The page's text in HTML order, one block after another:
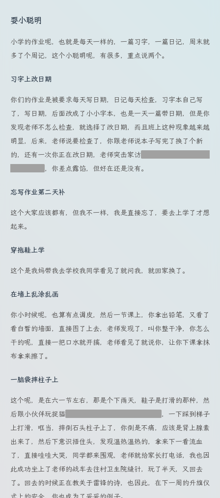
耍小聪明
小学的作业呢，也就是每天一样的，一篇习字，一篇日记，周末就
多了个周记，这个小聪明呢，有很多，重点说两个。
习字上改日期
你们的作业是被要求每天写日期，日记每天检查，习字本自己写
了，写日期，后面改成了小小字本，也是一天一篇带日期，但是你
发现老师不怎么检查，就选择了改日期，而且班上这种现象越来越
明显，后来，老师说要检查了，你跟老师说本子写完了换了个新
的，还有一次你正在改日期，老师突击家访
，你差点露馅，但好在还是没有。
忘写作业第二天补
这个大家应该都有，但我不一样，我是直接忘了，要去上学了才想
起来。
穿拖鞋上学
这个是我妈带我去学校我同学看见了就问我，就回家换了。
在墙上乱涂乱画
你小时候呢，也算有点调皮，然后一节课上，你拿出铅笔，又看了
看白皙的墙面，直接图了上去，老师发现了，叫你整干净，你怎么
干的呢，直接一把口水就开搞，老师看见了就说你，让你下课拿抹
布拿来擦了。
一脑袋摔柱子上
这个呢，是在六一节左右，那是个下雨天，鞋子是打滑的那种，然
后跟小伙伴玩捉猫
，一下踩到梯子
上打滑，哐当，摔倒石头柱子上了，你倒是不痛，应该是肾上腺素
出来了，然后下意识捂住头，发现温热温热的，拿来下一看流血
了，直接哇哇大哭，同学都来围观，老师就给家长打电话，我也因
此成功坐上了老师的战车去往村卫生院缝针，玩了半天，又回去
了。回去的时候正在教关于雷锋的诗，也因此，在下一周的升旗仪
式上的安全，你也成为了妥妥的例子。